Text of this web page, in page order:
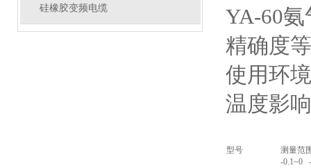
硅橡胶变频电缆
YA-60
精确度
使用环
温度影
型号
测量范
-0.1~0 -